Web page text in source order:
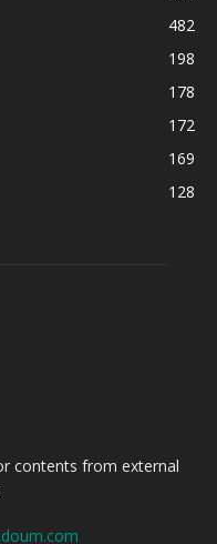
482
198
178
172
169
128
contents from external